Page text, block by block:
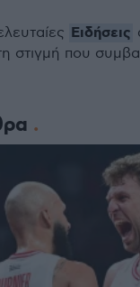
Ειδήσεις
στιγμή που